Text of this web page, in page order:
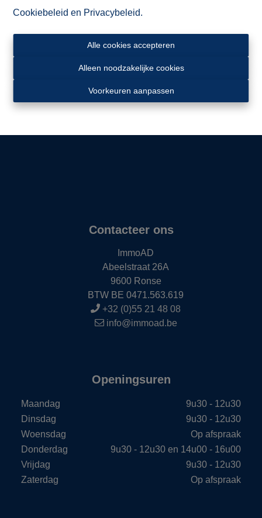
Cookiebeleid en Privacybeleid.
Alle cookies accepteren
Alleen noodzakelijke cookies
Voorkeuren aanpassen
Contacteer ons
ImmoAD
Abeelstraat 26A
9600 Ronse
BTW BE 0471.563.619
+32 (0)55 21 48 08
info@immoad.be
Openingsuren
Maandag
9u30 - 12u30
Dinsdag
9u30 - 12u30
Woensdag
Op afspraak
Donderdag
9u30 - 12u30 en 14u00 - 16u00
Vrijdag
9u30 - 12u30
Zaterdag
Op afspraak